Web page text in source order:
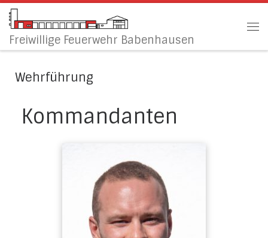
Zum Inhalt springen
Freiwillige Feuerwehr Babenhausen
Wehrführung
Kommandanten